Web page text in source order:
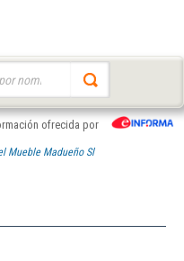
ofrecida por
Mueble Madueño Sl